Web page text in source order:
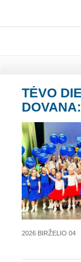
TĖVO
2026 BIRŽELIO 04